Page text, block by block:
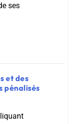
ses
et des
pénalisés